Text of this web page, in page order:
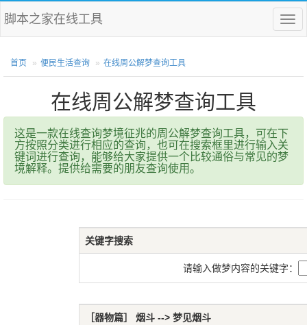
菜
单
脚本之家在线工具
首页 便民生活查询 在线周公解梦查询工具
在线周公解梦查询工具
这是一款在线查询梦境征兆的周公解梦查询工具，可在下
方按照分类进行相应的查询，也可在搜索框里进行输入关
键词进行查询，能够给大家提供一个比较通俗与常见的梦
境解释。提供给需要的朋友查询使用。
关键字搜索
请输入做梦内容的关键字：
［器物篇］ 烟斗 --> 梦见烟斗